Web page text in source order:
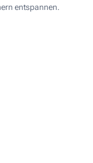
entspannen.